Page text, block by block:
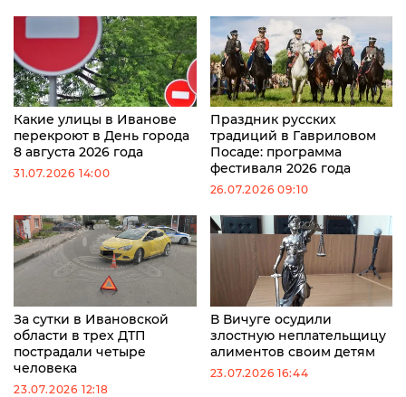
Какие улицы в Иванове
перекроют в День города
8 августа 2026 года
31.07.2026 14:00
Праздник русских
традиций в Гавриловом
Посаде: программа
фестиваля 2026 года
26.07.2026 09:10
За сутки в Ивановской
области в трех ДТП
пострадали четыре
человека
23.07.2026 12:18
В Вичуге осудили
злостную неплательщицу
алиментов своим детям
23.07.2026 16:44